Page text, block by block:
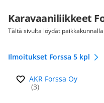
Karavaaniliikkeet
Tältä sivulta löydät
Ilmoitukset Forssa 5 kpl
AKR Forssa Oy
(3)